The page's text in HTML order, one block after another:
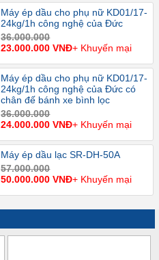
Máy ép dầu cho phụ nữ KD01/17-
24kg/1h công nghệ của Đức
36.000.000
23.000.000 VNĐ+ Khuyến mại
Máy ép dầu cho phụ nữ KD01/17-
24kg/1h công nghệ của Đức có
chân đế bánh xe bình lọc
36.000.000
24.000.000 VNĐ+ Khuyến mại
Máy ép dầu lạc SR-DH-50A
57.000.000
50.000.000 VNĐ+ Khuyến mại